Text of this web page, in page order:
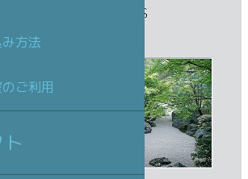
方法
ご利用